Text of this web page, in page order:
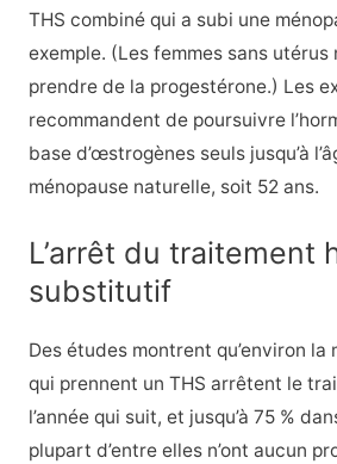
THS combiné qui a subi une
exemple. (Les femmes sans utérus
prendre de la progestérone.) Les
recommandent de poursuivre
base d’œstrogènes seuls jusqu’à
ménopause naturelle, soit 52 ans.
L’arrêt du traitement
substitutif
Des études montrent qu’environ la
qui prennent un THS arrêtent le
l’année qui suit, et jusqu’à 75 %
plupart d’entre elles n’ont aucun